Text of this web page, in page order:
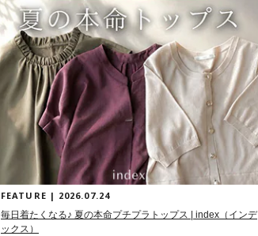
FEATURE | 2026.07.24
毎日着たくなる♪ 夏の本命プチプラトップス | index（インデ
ックス）